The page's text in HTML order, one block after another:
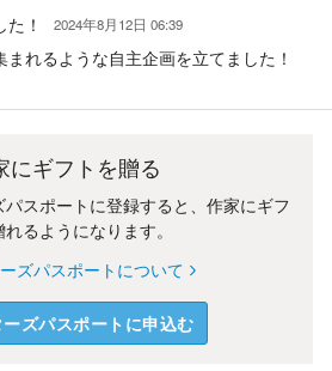
！ 2024年8月12日 06:39
まれるような自主企画を立てました！
にギフトを贈る
スポートに登録すると、作家にギフ
れるようになります。
ズパスポートについて
ズパスポートに申込む